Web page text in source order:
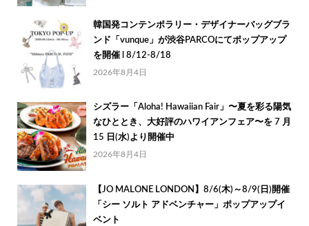
韓国発コンテンポラリー・デザイナーバッグブラ
ンド「vunque」が渋谷PARCOにてポップアップ
を開催 l 8/12-8/18
2026年8月4日
シズラー「Aloha! Hawaiian Fair」〜夏を彩る陽気
なひととき、大好評のハワイアンフェア〜を 7 月
15 日(水)より開催中
2026年8月4日
【JO MALONE LONDON】8/6(木)～8/9(日)開催
「シー ソルト アドベンチャー」ポップアップイ
ベント